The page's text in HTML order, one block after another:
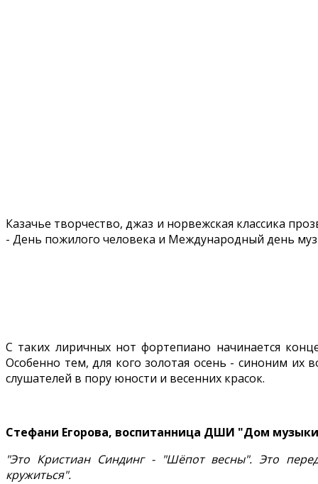
Казачье творчество, джаз и норвежская классика
- День пожилого человека и Международный день
С таких лиричных нот фортепиано начинается
Особенно тем, для кого золотая осень - синоним
слушателей в пору юности и весенних красок.
Стефани Егорова, воспитанница ДШИ "Дом
"Это Кристиан Синдинг - "Шёпот весны". Это
кружиться".